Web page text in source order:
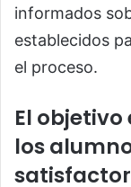
informados
establecidos
el proceso.
El
los